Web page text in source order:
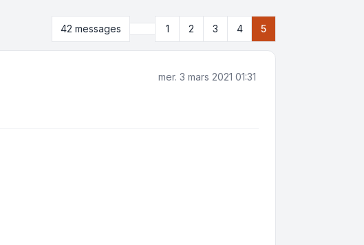
42 messages Précédente
1 2 3 4 5
mer. 3 mars 2021 01:31